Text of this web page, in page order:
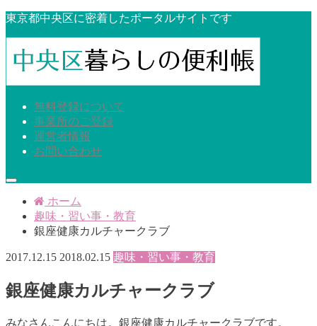
東京都中央区に密着したポータルサイトです
無料登録について
事業所のご登録
運営者情報
お問い合わせ
ホーム
趣味・習い事・教育
銀座健康カルチャークラブ
2017.12.15 2018.02.15 趣味・習い事・教育
銀座健康カルチャークラブ
みなさんこんにちは。銀座健康カルチャークラブです。